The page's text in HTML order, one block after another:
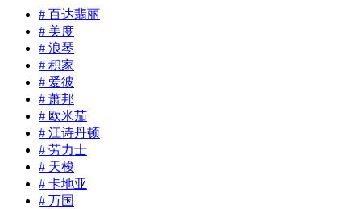
# 百达翡丽
# 美度
# 浪琴
# 积家
# 爱彼
# 萧邦
# 欧米茄
# 江诗丹顿
# 劳力士
# 天梭
# 卡地亚
# 万国